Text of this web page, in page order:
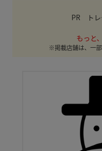
PR トレ
もっと
※掲載店舗は、一